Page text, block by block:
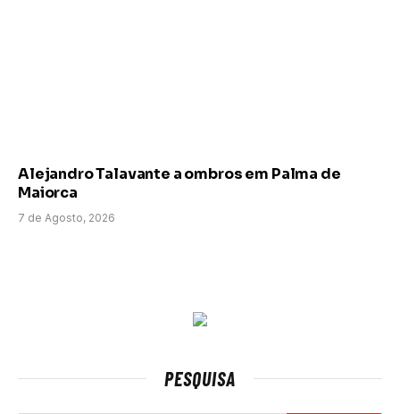
Alejandro Talavante a ombros em Palma de
Maiorca
7 de Agosto, 2026
PESQUISA